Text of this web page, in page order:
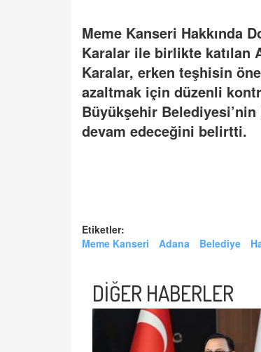
Meme Kanseri Hakkında
Karalar ile birlikte katılan
Karalar, erken teşhisin
azaltmak için düzenli
Büyükşehir
devam edeceğini belirtti.
Etiketler:
Meme Kanseri
Adana Belediye
DİĞER HABERLER